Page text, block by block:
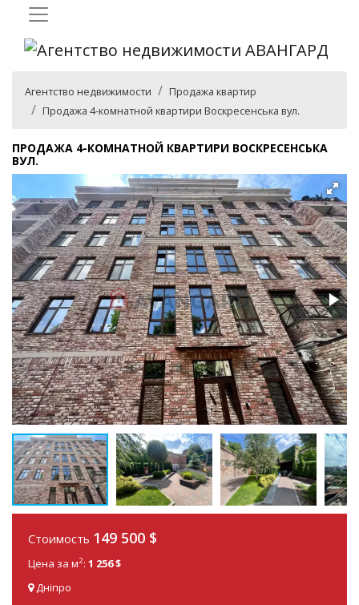
Агентство недвижимости
Продажа квартир
Продажа 4-комнатной квартири Воскресенська вул.
ПРОДАЖА 4-КОМНАТНОЙ КВАРТИРИ ВОСКРЕСЕНСЬКА
ВУЛ.
Стоимость 149 500 $
Цена за м2: 1 256 $
Дніпро